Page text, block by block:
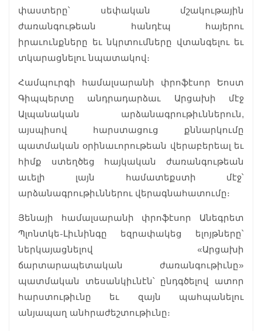
փաստերը՝ սեփական մշակութային
ժառանգութեան հանդէպ հայերու
իրաւունքները եւ նկրտումները վտանգելու եւ
տկարացնելու նպատակով։
Համպուրգի համալսարանի փրոֆէսոր Եոստ
Գիպպերտը անդրադարձաւ Արցախի մէջ
Ալպանական արձանագրութիւններուն,
այսպիսով հարստացուց քննարկումը
պատմական օրինաւորութեան վերաբերեալ եւ
հիմք ստեղծեց հայկական ժառանգութեան
աւելի լայն համատեքստի մէջ՝
արձանագրութիւններու վերագնահատումը։
Յենայի համալսարանի փրոֆէսոր Անեգրետ
Պլոնտկե-Լիւնինգը եզրափակեց ելոյթները՝
ներկայացնելով «Արցախի
ճարտարապետական ժառանգութիւնը»
պատմական տեսանկիւնէն՝ ընդգծելով ատոր
հարստութիւնը եւ զայն պահպանելու
անյապաղ անհրաժեշտութիւնը։